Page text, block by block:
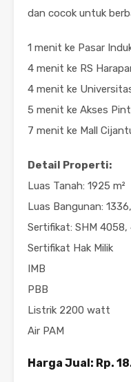
dan cocok untuk
1 menit ke Pasar
4 menit ke RS
4 menit ke
5 menit ke Akses
7 menit ke Mall
Detail Properti:
Luas Tanah: 1925 m²
Luas Bangunan:
Sertifikat: SHM
Sertifikat Hak Milik
IMB
PBB
Listrik 2200 watt
Air PAM
Harga Jual: Rp.